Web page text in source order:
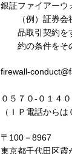
銀証ファイアーウ
（例）証券
品取引契約を
約の条件をそ
firewall-
０５７０-０１４０
（ＩＰ電話から
〒100－8967
東京都千代田区霞